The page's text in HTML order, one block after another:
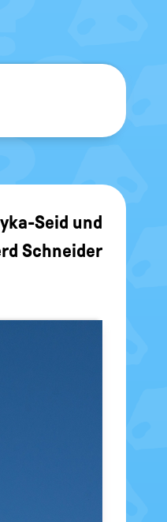
ein-/
Seid und
Schneider